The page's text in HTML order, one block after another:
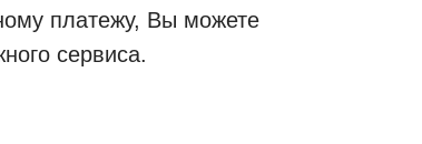
платежу, Вы можете
сервиса.